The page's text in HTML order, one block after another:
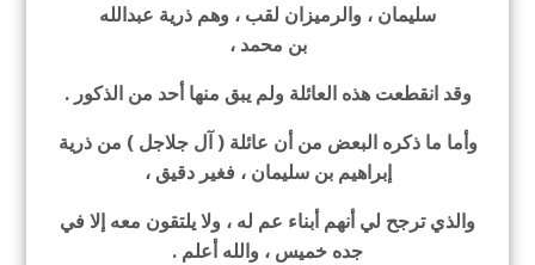
سليمان ، والرميزان لقب ، وهم ذرية عبدالله
بن محمد ،
وقد انقطعت هذه العائلة ولم يبق منها أحد من الذكور .
وأما ما ذكره البعض من أن عائلة ( آل جلاجل ) من ذرية
إبراهيم بن سليمان ، فغير دقيق ،
والذي ترجح لي أنهم أبناء عم له ، ولا يلتقون معه إلا في
جده خميس ، والله أعلم .